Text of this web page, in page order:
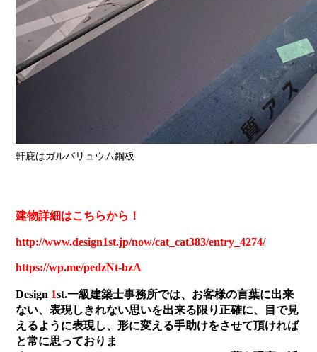
軒庇はガルバリュウム鋼板
建物詳細はこちらから！
http://www.design1st.jp/now/cat_cat383/entry_4274/
https://wp.me/pedzNt-bzA
Design 1st.一級建築士事務所では、お客様の言葉に出来
ない、表現しきれない思いを出来る限り正確に、目で見
えるように表現し、形に変える手助けをさせて頂ければ
と常に思っておりま